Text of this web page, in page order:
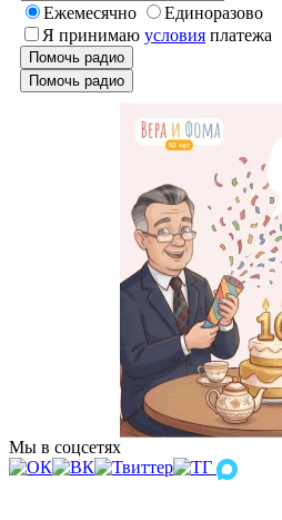
Ежемесячно
Единоразово
Я принимаю условия платежа
Помочь радио
Помочь радио
Мы в соцсетях